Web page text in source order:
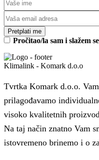
Pročitao/la sam i slažem
Klimalink - Komark d.o.o
Tvrtka Komark d.o.o.
prilagođavamo
visoko kvalitetnih
Na taj način znatno Vam
istovremeno brinemo i o